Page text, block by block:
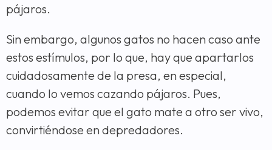
pájaros.
Sin embargo, algunos gatos no hacen caso ante
estos estímulos, por lo que, hay que apartarlos
cuidadosamente de la presa, en especial,
cuando lo vemos cazando pájaros. Pues,
podemos evitar que el gato mate a otro ser vivo,
convirtiéndose en depredadores.